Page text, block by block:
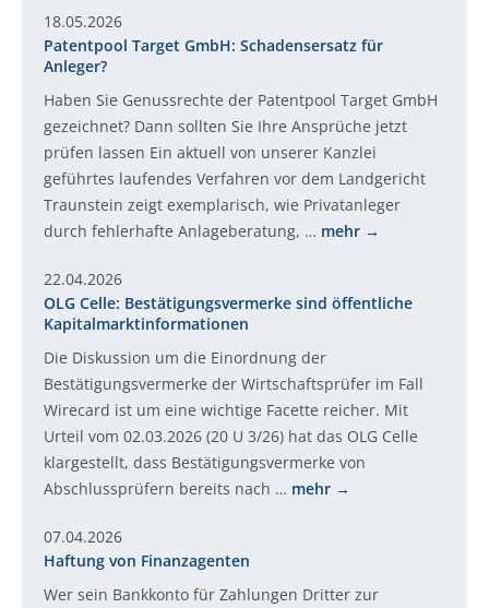
18.05.2026
Patentpool Target GmbH: Schadensersatz für
Anleger?
Haben Sie Genussrechte der Patentpool Target GmbH
gezeichnet? Dann sollten Sie Ihre Ansprüche jetzt
prüfen lassen Ein aktuell von unserer Kanzlei
geführtes laufendes Verfahren vor dem Landgericht
Traunstein zeigt exemplarisch, wie Privatanleger
durch fehlerhafte Anlageberatung, … mehr
22.04.2026
OLG Celle: Bestätigungsvermerke sind öffentliche
Kapitalmarktinformationen
Die Diskussion um die Einordnung der
Bestätigungsvermerke der Wirtschaftsprüfer im Fall
Wirecard ist um eine wichtige Facette reicher. Mit
Urteil vom 02.03.2026 (20 U 3/26) hat das OLG Celle
klargestellt, dass Bestätigungsvermerke von
Abschlussprüfern bereits nach … mehr
07.04.2026
Haftung von Finanzagenten
Wer sein Bankkonto für Zahlungen Dritter zur